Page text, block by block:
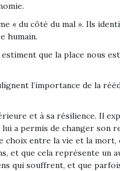
« du côté du mal ». Ils
humain.
que la place nous est
l’importance de la
et à sa résilience. Il
a permis de changer son
choix entre la vie et la mort,
et que cela représente un
qui souffrent, et que